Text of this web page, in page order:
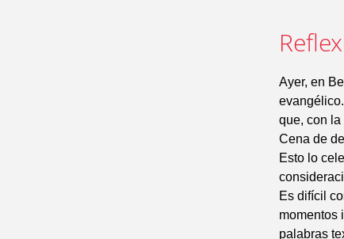
Ayer, en
que, con
Cena de
Esto lo
Es difícil
momentos
palabras